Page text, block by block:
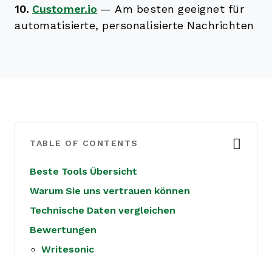
10. Customer.io —Am besten geeignet für
automatisierte, personalisierte Nachrichten
TABLE OF CONTENTS
Beste Tools Übersicht
Warum Sie uns vertrauen können
Technische Daten vergleichen
Bewertungen
Writesonic